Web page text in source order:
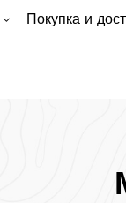
Покупка и